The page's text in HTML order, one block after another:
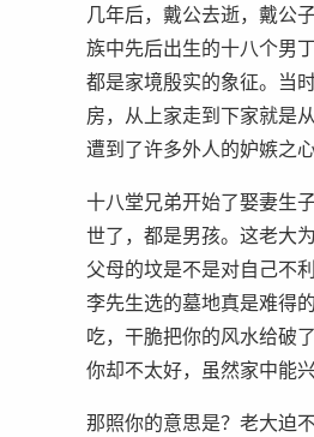
几年后，戴公去逝，戴公
族中先后出生的十八个男
都是家境殷实的象征。当
房，从上家走到下家就是
遭到了许多外人的妒嫉之心
十八堂兄弟开始了娶妻生
世了，都是男孩。这老大
父母的坟是不是对自己不
李先生选的墓地真是难得
吃，干脆把你的风水给破
你却不太好，虽然家中能
那照你的意思是？老大迫